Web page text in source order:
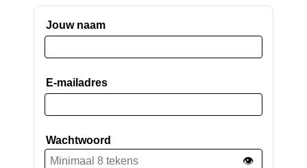
Jouw naam
E-mailadres
Wachtwoord
👁️